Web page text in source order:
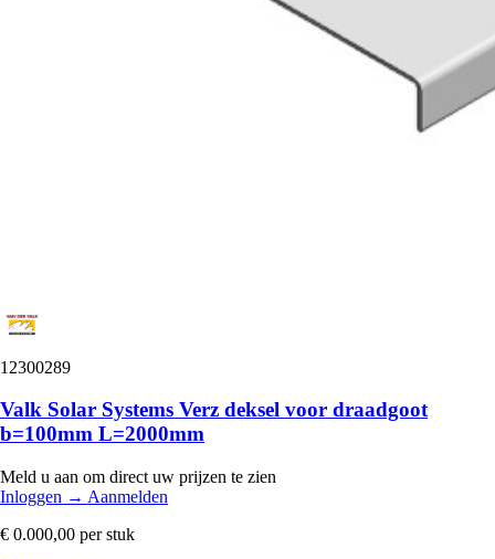
12300289
Valk Solar Systems Verz deksel voor draadgoot
b=100mm L=2000mm
Meld u aan om direct uw prijzen te zien
Inloggen → Aanmelden
€ 0.000,00 per stuk